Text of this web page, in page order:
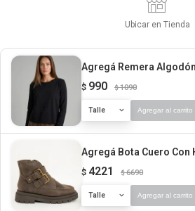
Ubicar en Tienda
Agregá Remera
$ 990 $ 1090
Talle Agregar al carrito
Agregá Bota Cuero Con
$ 4221 $ 6690
Talle Agregar al carrito